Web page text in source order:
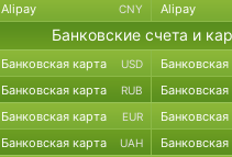
Alipay CNY Alipay
Банковские счета и
Банковская карта USD Банковская
Банковская карта RUB Банковская
Банковская карта EUR Банковская
Банковская карта UAH Банковская